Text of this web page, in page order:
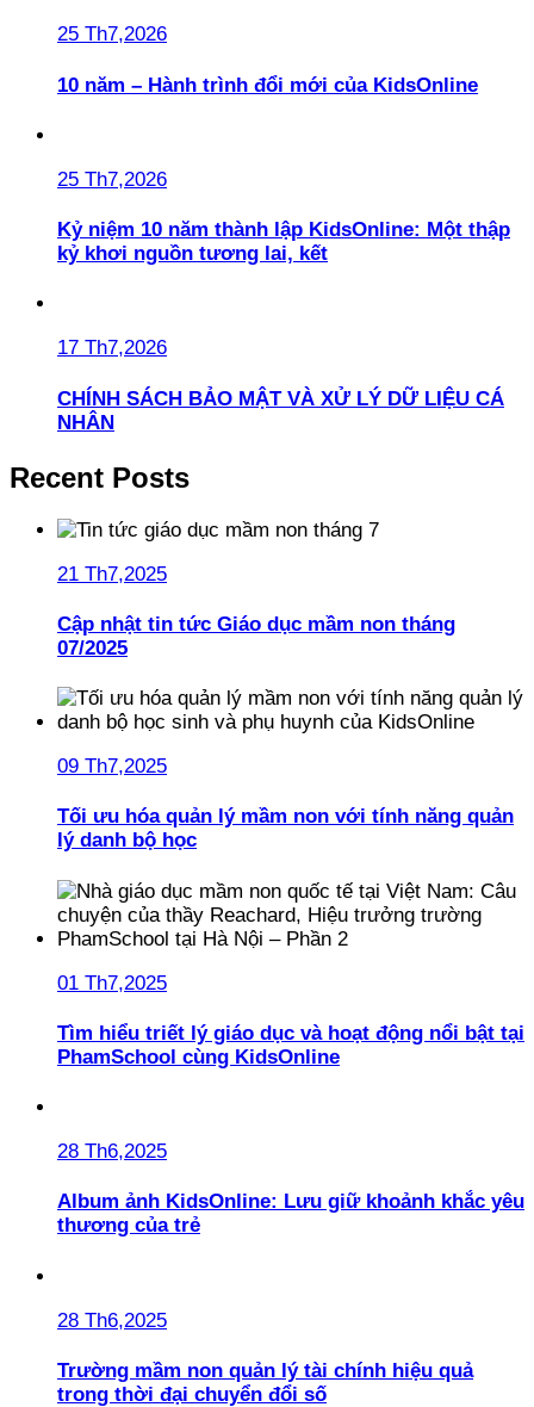
25 Th7,2026
10 năm – Hành trình đổi mới của KidsOnline
25 Th7,2026
Kỷ niệm 10 năm thành lập KidsOnline: Một thập
kỷ khơi nguồn tương lai, kết
17 Th7,2026
CHÍNH SÁCH BẢO MẬT VÀ XỬ LÝ DỮ LIỆU CÁ
NHÂN
Recent Posts
21 Th7,2025
Cập nhật tin tức Giáo dục mầm non tháng
07/2025
09 Th7,2025
Tối ưu hóa quản lý mầm non với tính năng quản
lý danh bộ học
01 Th7,2025
Tìm hiểu triết lý giáo dục và hoạt động nổi bật tại
PhamSchool cùng KidsOnline
28 Th6,2025
Album ảnh KidsOnline: Lưu giữ khoảnh khắc yêu
thương của trẻ
28 Th6,2025
Trường mầm non quản lý tài chính hiệu quả
trong thời đại chuyển đổi số